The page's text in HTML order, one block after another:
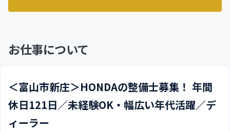
お仕事について
＜富山市新庄＞HONDAの整備士募集！ 年間
休日121日／未経験OK・幅広い年代活躍／デ
ィーラー